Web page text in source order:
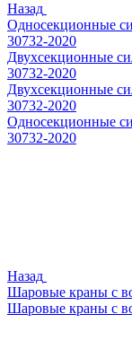
Назад
Односекционные
30732-2020
Двухсекционные
30732-2020
Двухсекционные
30732-2020
Односекционные
30732-2020
Назад
Шаровые краны с
Шаровые краны с